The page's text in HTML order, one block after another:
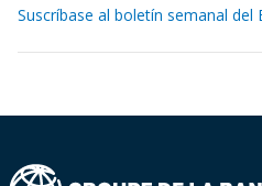
Suscríbase al boletín semanal del